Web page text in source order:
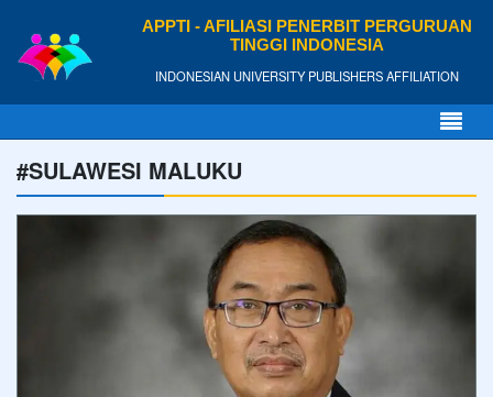
APPTI - AFILIASI PENERBIT PERGURUAN
TINGGI INDONESIA
INDONESIAN UNIVERSITY PUBLISHERS AFFILIATION
#SULAWESI MALUKU